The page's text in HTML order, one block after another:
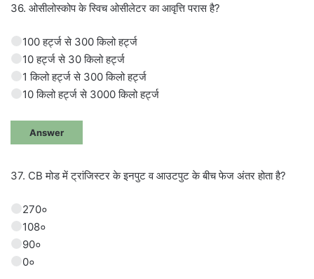
36. ओसीलोस्कोप के स्विच ओसीलेटर का आवृत्ति परास है?
100 हर्ट्ज से 300 किलो हर्ट्ज
10 हर्ट्ज से 30 किलो हर्ट्ज
1 किलो हर्ट्ज से 300 किलो हर्ट्ज
10 किलो हर्ट्ज से 3000 किलो हर्ट्ज
Answer
37. CB मोड में ट्रांजिस्टर के इनपुट व आउटपुट के बीच फेज अंतर होता है?
270०
108०
90०
0०